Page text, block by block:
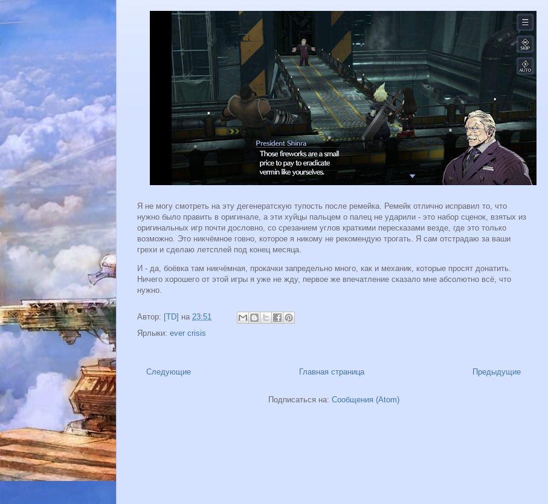
Я не могу смотреть на эту дегенератскую тупость после ремейка. Ремейк отлично исправил то, что
нужно было править в оригинале, а эти хуйцы пальцем о палец не ударили - это набор сценок, взятых из
оригинальных игр почти дословно, со срезанием углов краткими пересказами везде, где это только
возможно. Это никчёмное говно, которое я никому не рекомендую трогать. Я сам отстрадаю за ваши
грехи и сделаю летсплей под конец месяца.
И - да, боёвка там никчёмная, прокачки запредельно много, как и механик, которые просят донатить.
Ничего хорошего от этой игры я уже не жду, первое же впечатление сказало мне абсолютно всё, что
нужно.
Автор: [TD] на 23:51
Ярлыки: ever crisis
Следующие Предыдущие
Главная страница
Подписаться на: Сообщения (Atom)